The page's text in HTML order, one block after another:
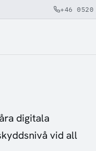
+46
digitala
vid all